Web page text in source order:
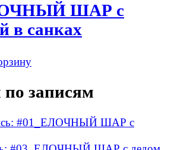
ШАР с
в санках
записям
#01_ЕЛОЧНЫЙ ШАР с